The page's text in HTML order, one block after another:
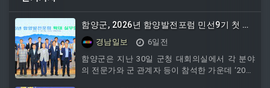
함양군, 2026년 함양발전포럼 민선9기 첫 실
무협의회 개최
경남일보
6일전
함양군은 지난 30일 군청 대회의실에서 각 분야
의 전문가와 군 관계자 등이 참석한 가운데 ‘2026